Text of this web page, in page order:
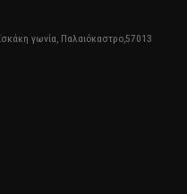
γωνία, Παλαιόκαστρο,57013